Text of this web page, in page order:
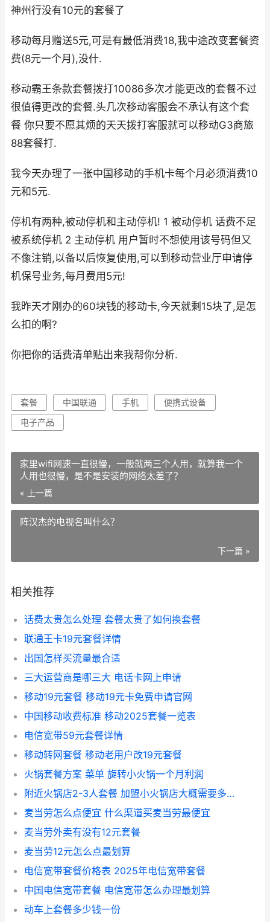
神州行没有10元的套餐了
移动每月赠送5元,可是有最低消费18,我中途改变套餐资
费(8元一个月),没什.
移动霸王条款套餐拨打10086多次才能更改的套餐不过
很值得更改的套餐.头几次移动客服会不承认有这个套
餐 你只要不愿其烦的天天拨打客服就可以移动G3商旅
88套餐打.
我今天办理了一张中国移动的手机卡每个月必须消费10
元和5元.
停机有两种,被动停机和主动停机! 1 被动停机 话费不足
被系统停机 2 主动停机 用户暂时不想使用该号码但又
不像注销,以备以后恢复使用,可以到移动营业厅申请停
机保号业务,每月费用5元!
我昨天才刚办的60块钱的移动卡,今天就剩15块了,是怎
么扣的啊?
你把你的话费清单贴出来我帮你分析.
套餐 中国联通 手机
便携式设备
电子产品
家里wifi网速一直很慢，一般就两三个人用，就算我一个
人用也很慢，是不是安装的网络太差了？
« 上一篇
阵汉杰的电视名叫什么？
下一篇 »
相关推荐
话费太贵怎么处理 套餐太贵了如何换套餐
联通王卡19元套餐详情
出国怎样买流量最合适
三大运营商是哪三大 电话卡网上申请
移动19元套餐 移动19元卡免费申请官网
中国移动收费标准 移动2025套餐一览表
电信宽带59元套餐详情
移动转网套餐 移动老用户改19元套餐
火锅套餐方案 菜单 旋转小火锅一个月利润
附近火锅店2-3人套餐 加盟小火锅店大概需要多少钱
麦当劳怎么点便宜 什么渠道买麦当劳最便宜
麦当劳外卖有没有12元套餐
麦当劳12元怎么点最划算
电信宽带套餐价格表 2025年电信宽带套餐
中国电信宽带套餐 电信宽带怎么办理最划算
动车上套餐多少钱一份